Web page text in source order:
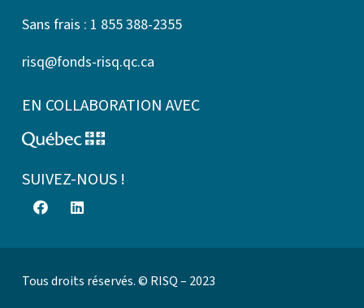
Sans frais : 1 855 388-2355
risq@fonds-risq.qc.ca
EN COLLABORATION AVEC
SUIVEZ-NOUS !
Tous droits réservés. © RISQ – 2023